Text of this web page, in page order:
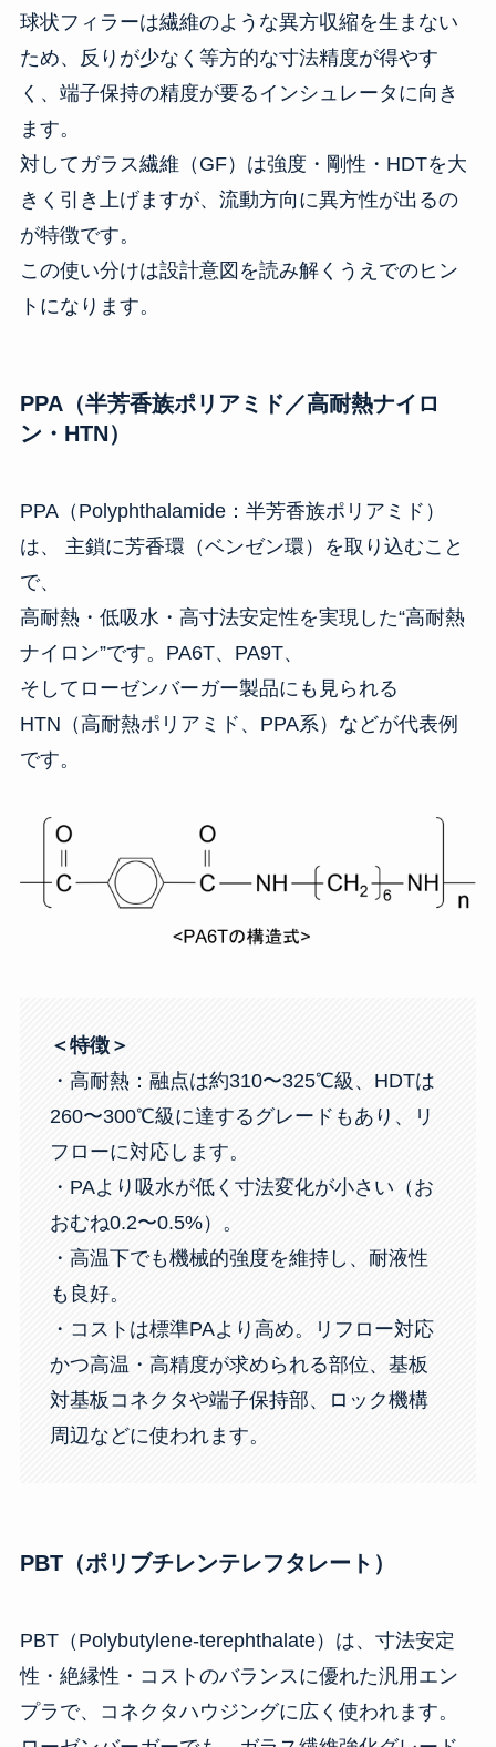
球状フィラーは繊維のような異方収縮を生まない
ため、反りが少なく等方的な寸法精度が得やす
く、端子保持の精度が要るインシュレータに向き
ます。
対してガラス繊維（GF）は強度・剛性・HDTを大
きく引き上げますが、流動方向に異方性が出るの
が特徴です。
この使い分けは設計意図を読み解くうえでのヒン
トになります。
PPA（半芳香族ポリアミド／高耐熱ナイロ
ン・HTN）
PPA（Polyphthalamide：半芳香族ポリアミド）
は、 主鎖に芳香環（ベンゼン環）を取り込むこと
で、
高耐熱・低吸水・高寸法安定性を実現した“高耐熱
ナイロン”です。PA6T、PA9T、
そしてローゼンバーガー製品にも見られる
HTN（高耐熱ポリアミド、PPA系）などが代表例
です。
＜特徴＞
・高耐熱：融点は約310〜325℃級、HDTは
260〜300℃級に達するグレードもあり、リ
フローに対応します。
・PAより吸水が低く寸法変化が小さい（お
おむね0.2〜0.5%）。
・高温下でも機械的強度を維持し、耐液性
も良好。
・コストは標準PAより高め。リフロー対応
かつ高温・高精度が求められる部位、基板
対基板コネクタや端子保持部、ロック機構
周辺などに使われます。
PBT（ポリブチレンテレフタレート）
PBT（Polybutylene-terephthalate）は、寸法安定
性・絶縁性・コストのバランスに優れた汎用エン
プラで、コネクタハウジングに広く使われます。